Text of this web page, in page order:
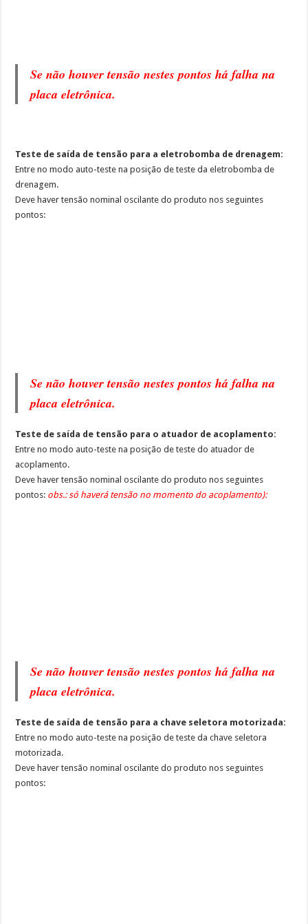
Se não houver tensão nestes pontos há falha na
placa eletrônica.
Teste de saída de tensão para a eletrobomba de drenagem:
Entre no modo auto-teste na posição de teste da eletrobomba de
drenagem.
Deve haver tensão nominal oscilante do produto nos seguintes
pontos:
Se não houver tensão nestes pontos há falha na
placa eletrônica.
Teste de saída de tensão para o atuador de acoplamento:
Entre no modo auto-teste na posição de teste do atuador de
acoplamento.
Deve haver tensão nominal oscilante do produto nos seguintes
pontos: obs.: só haverá tensão no momento do acoplamento):
Se não houver tensão nestes pontos há falha na
placa eletrônica.
Teste de saída de tensão para a chave seletora motorizada:
Entre no modo auto-teste na posição de teste da chave seletora
motorizada.
Deve haver tensão nominal oscilante do produto nos seguintes
pontos: